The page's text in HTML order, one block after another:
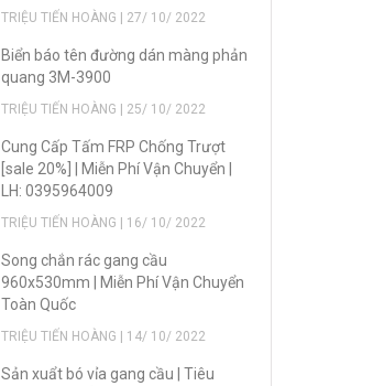
TRIỆU TIẾN HOÀNG | 27/ 10/ 2022
Biển báo tên đường dán màng phản
quang 3M-3900
TRIỆU TIẾN HOÀNG | 25/ 10/ 2022
Cung Cấp Tấm FRP Chống Trượt
[sale 20%] | Miễn Phí Vận Chuyển |
LH: 0395964009
TRIỆU TIẾN HOÀNG | 16/ 10/ 2022
Song chắn rác gang cầu
960x530mm | Miễn Phí Vận Chuyển
Toàn Quốc
TRIỆU TIẾN HOÀNG | 14/ 10/ 2022
Sản xuẩt bó vỉa gang cầu | Tiêu